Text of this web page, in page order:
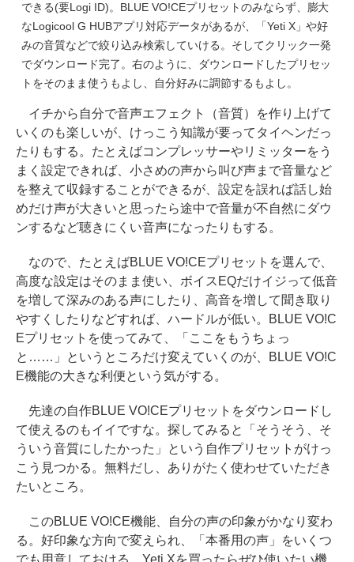
できる(要Logi ID)。BLUE VO!CEプリセットのみならず、膨大
なLogicool G HUBアプリ対応データがあるが、「Yeti X」や好
みの音質などで絞り込み検索していける。そしてクリック一発
でダウンロード完了。右のように、ダウンロードしたプリセッ
トをそのまま使うもよし、自分好みに調節するもよし。
イチから自分で音声エフェクト（音質）を作り上げて
いくのも楽しいが、けっこう知識が要ってタイヘンだっ
たりもする。たとえばコンプレッサーやリミッターをう
まく設定できれば、小さめの声から叫び声まで音量など
を整えて収録することができるが、設定を誤れば話し始
めだけ声が大きいと思ったら途中で音量が不自然にダウ
ンするなど聴きにくい音声になったりもする。
なので、たとえばBLUE VO!CEプリセットを選んで、
高度な設定はそのまま使い、ボイスEQだけイジって低音
を増して深みのある声にしたり、高音を増して聞き取り
やすくしたりなどすれば、ハードルが低い。BLUE VO!C
Eプリセットを使ってみて、「ここをもうちょっ
と……」というところだけ変えていくのが、BLUE VO!C
E機能の大きな利便という気がする。
先達の自作BLUE VO!CEプリセットをダウンロードし
て使えるのもイイですな。探してみると「そうそう、そ
ういう音質にしたかった」という自作プリセットがけっ
こう見つかる。無料だし、ありがたく使わせていただき
たいところ。
このBLUE VO!CE機能、自分の声の印象がかなり変わ
る。好印象な方向で変えられ、「本番用の声」をいくつ